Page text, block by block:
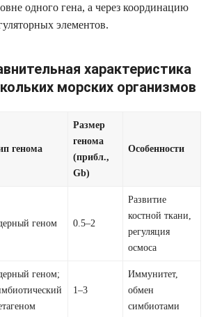
одного гена, а через координацию
элементов.
характеристика
морских организмов
генома
Размер
генома
(прибл.,
Gb)
Особенности
геном 0.5–2
Развитие
костной ткани,
регуляция
осмоса
геном;
1–3
Иммунитет,
обмен
симбиотами